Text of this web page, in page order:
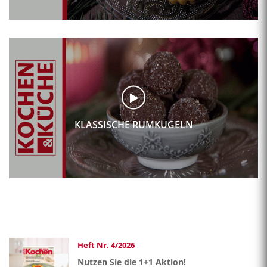
KLASSISCHE RUMKUGELN
Heft Nr. 4/2026
Nutzen Sie die 1+1 Aktion!